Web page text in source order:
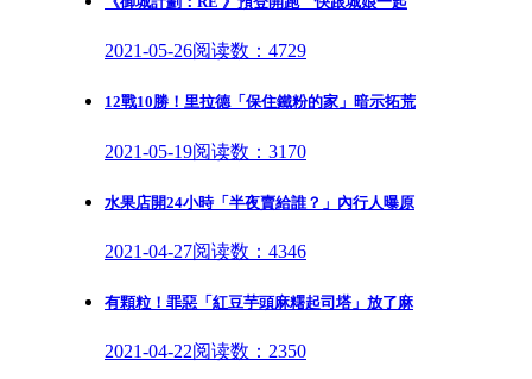
2021-05-26阅读数：4729
12戰10勝！里拉德「保住鐵粉的家」暗示拓荒
2021-05-19阅读数：3170
水果店開24小時「半夜賣給誰？」內行人曝原
2021-04-27阅读数：4346
有顆粒！罪惡「紅豆芋頭麻糬起司塔」放了麻
2021-04-22阅读数：2350